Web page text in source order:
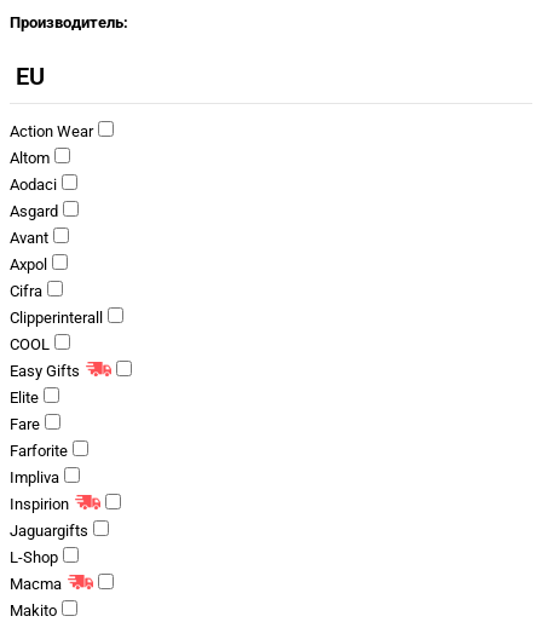
Производитель:
EU
Action Wear
Altom
Aodaci
Asgard
Avant
Axpol
Cifra
Clipperinterall
COOL
Easy Gifts
Elite
Fare
Farforite
Impliva
Inspirion
Jaguargifts
L-Shop
Macma
Makito